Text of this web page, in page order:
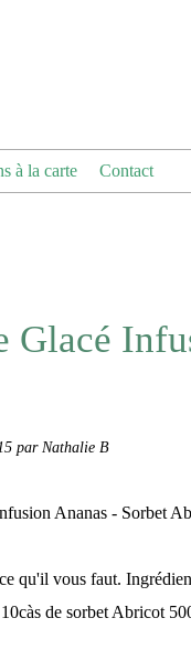
à la carte Contact
Glacé
par Nathalie B
qu'il vous faut.
de sorbet Abricot